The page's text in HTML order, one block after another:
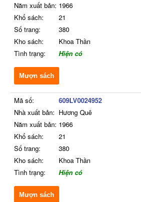
Năm xuất bản: 1966
Khổ sách:
21
Số trang:
380
Kho sách:
Khoa Thần
Tình trạng:
Hiện có
Mượn sách
Mã số:
609LV0024952
Nhà xuất bản: Hương Quê
Năm xuất bản: 1966
Khổ sách:
21
Số trang:
380
Kho sách:
Khoa Thần
Tình trạng:
Hiện có
Mượn sách